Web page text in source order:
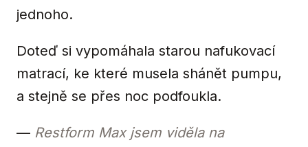
jednoho.
Doteď si vypomáhala starou nafukovací
matrací, ke které musela shánět pumpu,
a stejně se přes noc podfoukla.
— Restform Max jsem viděla na